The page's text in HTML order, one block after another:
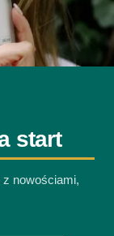
start
nowościami,